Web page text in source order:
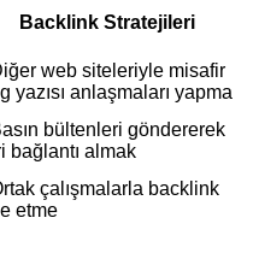
Backlink Stratejileri
web siteleriyle misafir
yazısı anlaşmaları yapma
bültenleri göndererek
bağlantı almak
çalışmalarla backlink
etme